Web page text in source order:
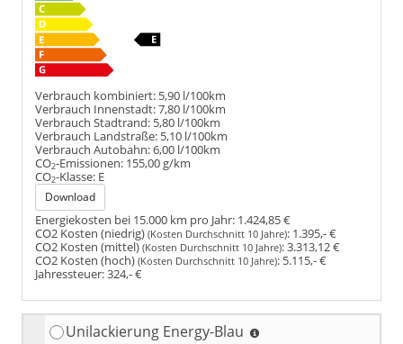
Verbrauch kombiniert: 5,90 l/100km
Verbrauch Innenstadt:7,80 l/100km
Verbrauch Stadtrand: 5,80 l/100km
Verbrauch Landstraße: 5,10 l/100km
Verbrauch Autobahn:6,00 l/100km
CO2-Emissionen: 155,00 g/km
CO2-Klasse: E
Download
Energiekosten bei 15.000 km pro Jahr: 1.424,85 €
CO2 Kosten (niedrig) (Kosten Durchschnitt 10 Jahre): 1.395,- €
CO2 Kosten (mittel) (Kosten Durchschnitt 10 Jahre):3.313,12 €
CO2 Kosten (hoch) (Kosten Durchschnitt 10 Jahre): 5.115,- €
Jahressteuer:324,- €
Unilackierung Energy-Blau